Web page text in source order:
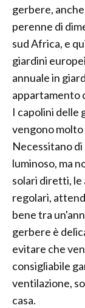
gerbere,
perenne di
sud Africa, e
giardini
annuale in
appartamento
I capolini delle
vengono
Necessitano
luminoso, ma
solari diretti,
regolari,
bene tra
gerbere è
evitare che
consigliabile
ventilazione,
casa.